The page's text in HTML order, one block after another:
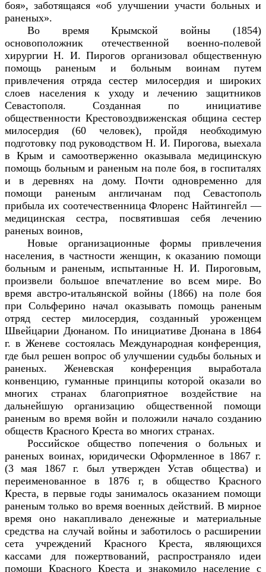
боя», заботящаяся «об улучшении участи больных и
раненых».
Во время Крымской войны (1854)
основоположник отечественной военно-полевой
хирургии Н. И. Пирогов организовал общественную
помощь раненым и больным воинам путем
привлечения отряда сестер милосердия и широких
слоев населения к уходу и лечению защитников
Севастополя. Созданная по инициативе
общественности Крестовоздвиженская община сестер
милосердия (60 человек), пройдя необходимую
подготовку под руководством Н. И. Пирогова, выехала
в Крым и самоотверженно оказывала медицинскую
помощь больным и раненым на поле боя, в госпиталях
и в деревнях на дому. Почти одновременно для
помощи раненым англичанам под Севастополь
прибыла их соотечественница Флоренс Найтингейл —
медицинская сестра, посвятившая себя лечению
раненых воинов,
Новые организационные формы привлечения
населения, в частности женщин, к оказанию помощи
больным и раненым, испытанные Н. И. Пироговым,
произвели большое впечатление во всем мире. Во
время австро-итальянской войны (1866) на поле боя
при Сольферино начал оказывать помощь раненым
отряд сестер милосердия, созданный уроженцем
Швейцарии Дюнаном. По инициативе Дюнана в 1864
г. в Женеве состоялась Международная конференция,
где был решен вопрос об улучшении судьбы больных и
раненых. Женевская конференция выработала
конвенцию, гуманные принципы которой оказали во
многих странах благоприятное воздействие на
дальнейшую организацию общественной помощи
раненым во время войн и положили начало созданию
обществ Красного Креста во многих странах.
Российское общество попечения о больных и
раненых воинах, юридически Оформленное в 1867 г.
(3 мая 1867 г. был утвержден Устав общества) и
переименованное в 1876 г, в общество Красного
Креста, в первые годы занималось оказанием помощи
раненым только во время военных действий. В мирное
время оно накапливало денежные и материальные
средства на случай войны и заботилось о расширении
сета учреждений Красного Креста, являющихся
кассами для пожертвований, распространяло идеи
помощи Красного Креста и знакомило население с